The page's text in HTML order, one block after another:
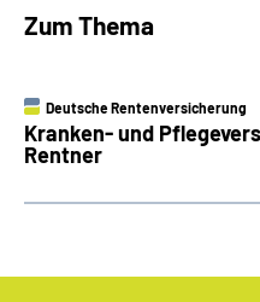
Zum Thema
Deutsche Rentenversicherung
Kranken- und
Rentner